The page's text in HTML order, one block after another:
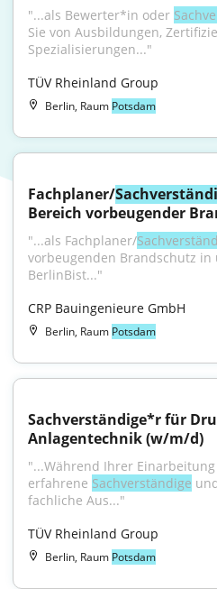
"...als Bewerter*in oder
Sie von Ausbildungen,
Spezialisierungen..."
TÜV Rheinland Group
Berlin, Raum Potsdam
Fachplaner/
Bereich vorbeugender
"...als Fachplaner/
vorbeugenden Brandschutz in
BerlinBist..."
CRP Bauingenieure GmbH
Berlin, Raum Potsdam
Sachverständige*r für
Anlagentechnik (w/m/d)
"...Während Ihrer
erfahrene Sachverständige
fachliche Aus..."
TÜV Rheinland Group
Berlin, Raum Potsdam